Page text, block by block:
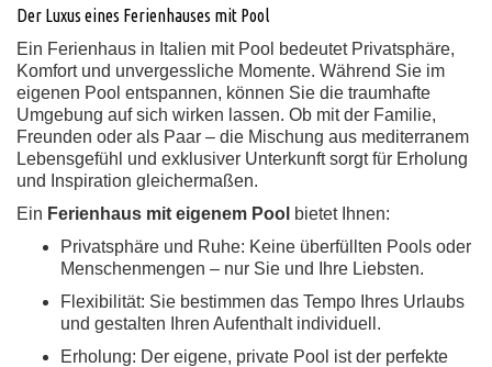
Der Luxus eines Ferienhauses mit Pool
Ein Ferienhaus in Italien mit Pool bedeutet Privatsphäre,
Komfort und unvergessliche Momente. Während Sie im
eigenen Pool entspannen, können Sie die traumhafte
Umgebung auf sich wirken lassen. Ob mit der Familie,
Freunden oder als Paar – die Mischung aus mediterranem
Lebensgefühl und exklusiver Unterkunft sorgt für Erholung
und Inspiration gleichermaßen.
Ein Ferienhaus mit eigenem Pool bietet Ihnen:
Privatsphäre und Ruhe: Keine überfüllten Pools oder
Menschenmengen – nur Sie und Ihre Liebsten.
Flexibilität: Sie bestimmen das Tempo Ihres Urlaubs
und gestalten Ihren Aufenthalt individuell.
Erholung: Der eigene, private Pool ist der perfekte